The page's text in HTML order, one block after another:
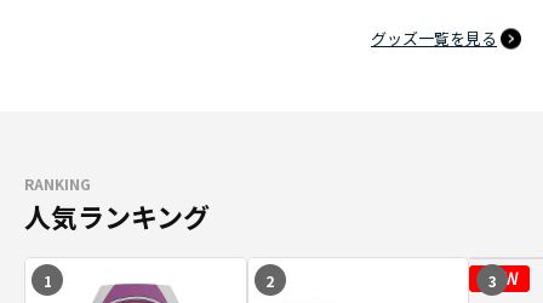
グッズ一覧を見る
RANKING
人気ランキング
1 2 3